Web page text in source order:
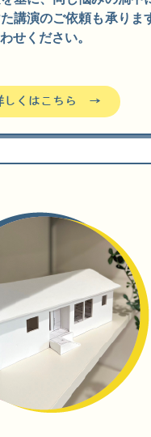
講演のご依頼も承りま
せください。
しくはこちら →